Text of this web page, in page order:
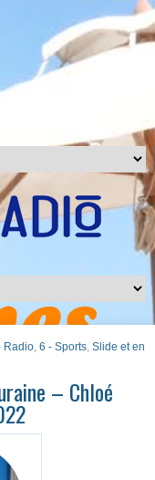
Radio, 6 - Sports, Slide et en
– Chloé